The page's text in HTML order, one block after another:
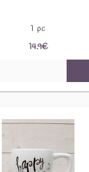
1 pc
14.9€